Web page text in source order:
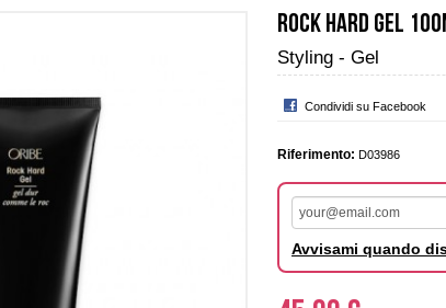
Rock Hard Gel
Styling - Gel
Condividi su Facebook
Riferimento: D03986
Avvisami quando